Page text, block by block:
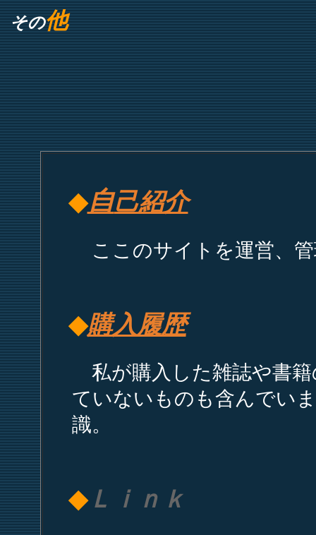
その他
◆自己紹介
ここのサイトを運営、
◆購入履歴
私が購入した雑誌や書
ていないものも含んでい
識。
◆Ｌｉｎｋ